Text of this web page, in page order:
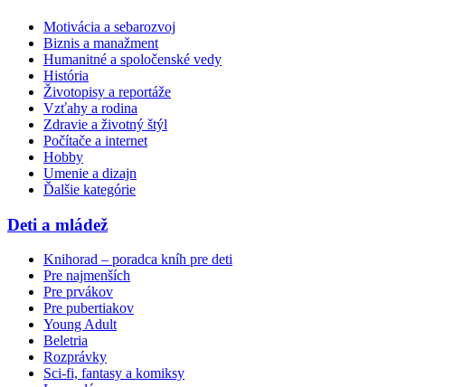
Motivácia a sebarozvoj
Biznis a manažment
Humanitné a spoločenské vedy
História
Životopisy a reportáže
Vzťahy a rodina
Zdravie a životný štýl
Počítače a internet
Hobby
Umenie a dizajn
Ďalšie kategórie
Deti a mládež
Knihorad – poradca kníh pre deti
Pre najmenších
Pre prvákov
Pre pubertiakov
Young Adult
Beletria
Rozprávky
Sci-fi, fantasy a komiksy